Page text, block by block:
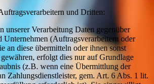
und Dritten:
unserer Verarbeitung Daten gegenüber
Unternehmen (Auftragsverarbeitern oder
an diese übermitteln oder ihnen sonst
erfolgt dies nur auf Grundlage
(z.B. wenn eine Übermittlung der
Zahlungsdienstleister, gem. Art. 6 Abs. 1 lit.